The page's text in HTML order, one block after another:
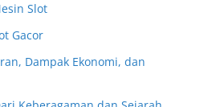
Slot
Gacor
Dampak Ekonomi, dan